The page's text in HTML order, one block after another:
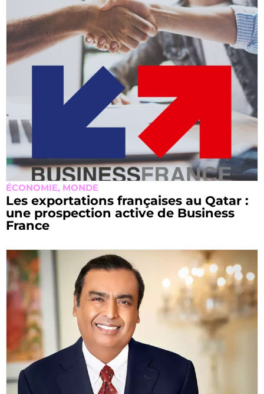
ÉCONOMIE, MONDE
Les exportations françaises au Qatar :
une prospection active de Business
France